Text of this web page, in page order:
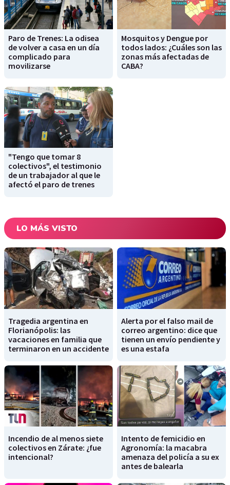
Paro de Trenes: La odisea
de volver a casa en un día
complicado para
movilizarse
Mosquitos y Dengue por
todos lados: ¿Cuáles son las
zonas más afectadas de
CABA?
"Tengo que tomar 8
colectivos", el testimonio
de un trabajador al que le
afectó el paro de trenes
LO MÁS VISTO
Tragedia argentina en
Florianópolis: las
vacaciones en familia que
terminaron en un accidente
Alerta por el falso mail de
correo argentino: dice que
tienen un envío pendiente y
es una estafa
Incendio de al menos siete
colectivos en Zárate: ¿fue
intencional?
Intento de femicidio en
Agronomía: la macabra
amenaza del policía a su ex
antes de balearla